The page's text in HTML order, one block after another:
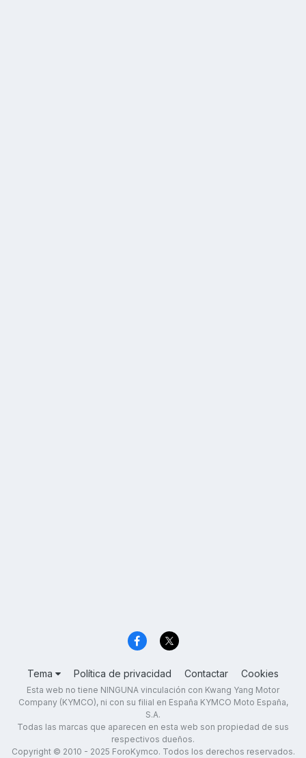
Tema Política de privacidad Contactar Cookies
Esta web no tiene NINGUNA vinculación con Kwang Yang Motor
Company (KYMCO), ni con su filial en España KYMCO Moto España,
S.A.
Todas las marcas que aparecen en esta web son propiedad de sus
respectivos dueños.
Copyright © 2010 - 2025 ForoKymco. Todos los derechos reservados.